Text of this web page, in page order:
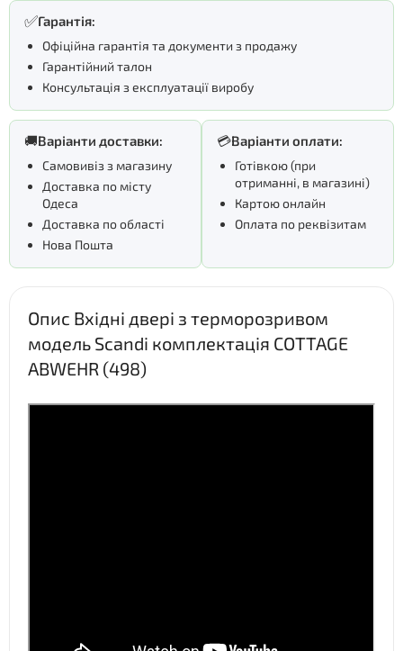
✅Гарантія:
Офіційна гарантія та документи з продажу
Гарантійний талон
Консультація з експлуатації виробу
🚚Варіанти доставки:
Самовивіз з магазину
Доставка по місту
Одеса
Доставка по області
Нова Пошта
💳Варіанти оплати:
Готівкою (при
отриманні, в магазині)
Картою онлайн
Оплата по реквізитам
Опис Вхідні двері з терморозривом
модель Scandi комплектація COTTAGE
ABWEHR (498)